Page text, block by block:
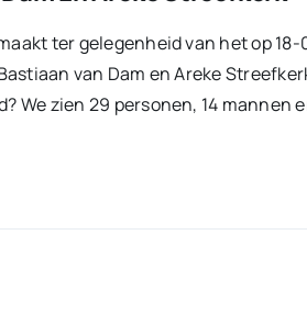
ter gelegenheid van het op
van Dam en Areke
We zien 29 personen, 14 mannen